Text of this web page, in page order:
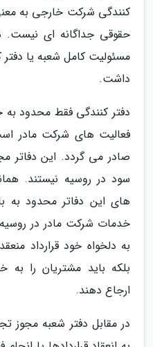
کنندگی شرکت خارجی به
حقوقی جداگانه ای
مسئولیت کامل شعبه یا دفتر
داشت.
دفتر کنندگی فقط محدود به
فعالیت های شرکت مادر
صادر می گردد. این دفاتر
سود در روسیه نیستند.
های این دفاتر محدود به
خدمات شرکت مادر در روسیه
به دلخواه خود قرارداد
بلکه باید مشتریان را
ارجاع دهند.
در مقابل دفتر شعبه مجوز